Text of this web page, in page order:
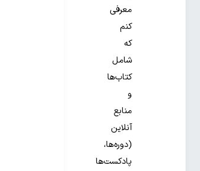
معرفی
کنم
که
شامل
کتاب‌ها
و
منابع
آنلاین
(دوره‌ها،
پادکست‌ها